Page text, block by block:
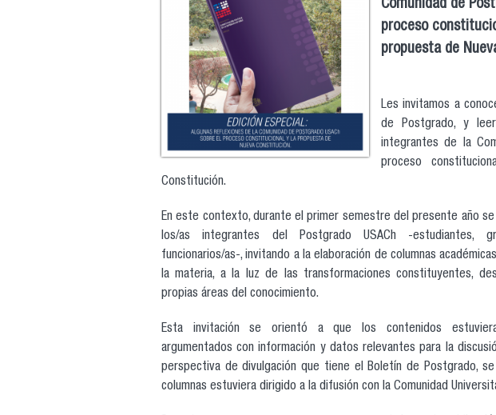
Comunidad de
proceso
propuesta de
Les invitamos a
de Postgrado, y
integrantes de la
proceso
Constitución.
En este contexto, durante el primer semestre del presente año
los/as integrantes del Postgrado USACh -estudiantes,
funcionarios/as-, invitando a la elaboración de columnas
la materia, a la luz de las transformaciones constituyentes,
propias áreas del conocimiento.
Esta invitación se orientó a que los contenidos
argumentados con información y datos relevantes para la
perspectiva de divulgación que tiene el Boletín de Postgrado,
columnas estuviera dirigido a la difusión con la Comunidad